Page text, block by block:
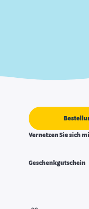
Vernetzen Sie sich
Geschenkgutschein